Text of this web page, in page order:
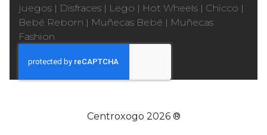
juegos | Disfraces | Lego | Hot Wheels | Chicco |
Bebé Reborn | Muñecas Bebé | Muñecas
Fashion
Centroxogo 2026 ®